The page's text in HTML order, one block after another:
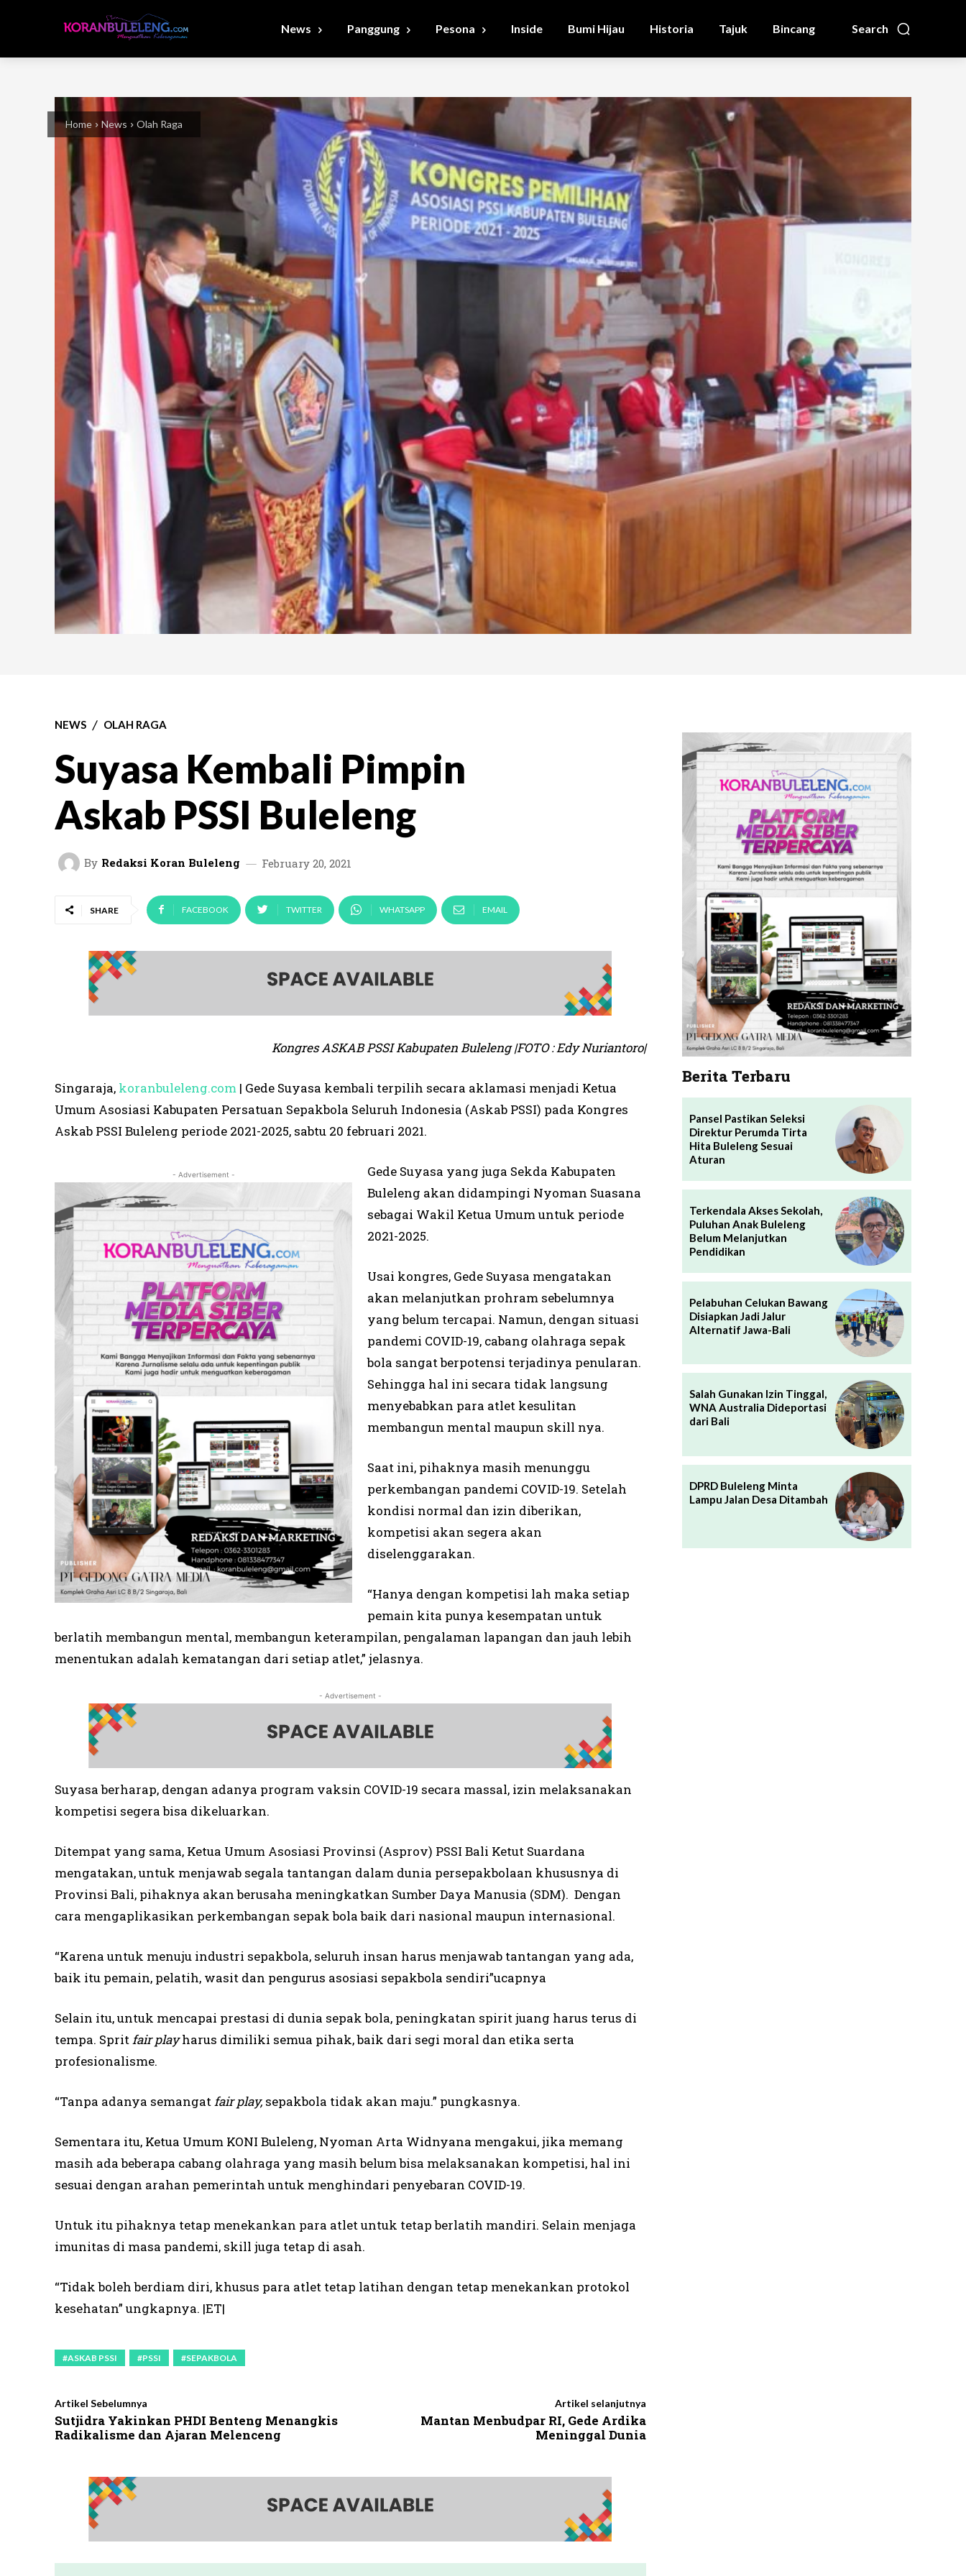
Search
News Panggung Pesona Inside Bumi Hijau Historia Tajuk Bincang
Home News Olah Raga
NEWS OLAH RAGA
Suyasa Kembali Pimpin
Askab PSSI Buleleng
By Redaksi Koran Buleleng February 20, 2021
SHARE FACEBOOK TWITTER WHATSAPP EMAIL
Kongres ASKAB PSSI Kabupaten Buleleng |FOTO : Edy Nuriantoro|
Singaraja, koranbuleleng.com | Gede Suyasa kembali terpilih secara aklamasi menjadi Ketua
Umum Asosiasi Kabupaten Persatuan Sepakbola Seluruh Indonesia (Askab PSSI) pada Kongres
Askab PSSI Buleleng periode 2021-2025, sabtu 20 februari 2021.
- Advertisement -
Gede Suyasa yang juga Sekda Kabupaten
Buleleng akan didampingi Nyoman Suasana
sebagai Wakil Ketua Umum untuk periode
2021-2025.
Usai kongres, Gede Suyasa mengatakan
akan melanjutkan prohram sebelumnya
yang belum tercapai. Namun, dengan situasi
pandemi COVID-19, cabang olahraga sepak
bola sangat berpotensi terjadinya penularan.
Sehingga hal ini secara tidak langsung
menyebabkan para atlet kesulitan
membangun mental maupun skill nya.
Saat ini, pihaknya masih menunggu
perkembangan pandemi COVID-19. Setelah
kondisi normal dan izin diberikan,
kompetisi akan segera akan
diselenggarakan.
“Hanya dengan kompetisi lah maka setiap
pemain kita punya kesempatan untuk
berlatih membangun mental, membangun keterampilan, pengalaman lapangan dan jauh lebih
menentukan adalah kematangan dari setiap atlet,” jelasnya.
- Advertisement -
Suyasa berharap, dengan adanya program vaksin COVID-19 secara massal, izin melaksanakan
kompetisi segera bisa dikeluarkan.
Ditempat yang sama, Ketua Umum Asosiasi Provinsi (Asprov) PSSI Bali Ketut Suardana
mengatakan, untuk menjawab segala tantangan dalam dunia persepakbolaan khususnya di
Provinsi Bali, pihaknya akan berusaha meningkatkan Sumber Daya Manusia (SDM). Dengan
cara mengaplikasikan perkembangan sepak bola baik dari nasional maupun internasional.
“Karena untuk menuju industri sepakbola, seluruh insan harus menjawab tantangan yang ada,
baik itu pemain, pelatih, wasit dan pengurus asosiasi sepakbola sendiri”ucapnya
Selain itu, untuk mencapai prestasi di dunia sepak bola, peningkatan spirit juang harus terus di
tempa. Spritfair playharus dimiliki semua pihak, baik dari segi moral dan etika serta
profesionalisme.
“Tanpa adanya semangatfair play, sepakbola tidak akan maju.” pungkasnya.
Sementara itu, Ketua Umum KONI Buleleng, Nyoman Arta Widnyana mengakui, jika memang
masih ada beberapa cabang olahraga yang masih belum bisa melaksanakan kompetisi, hal ini
sesuai dengan arahan pemerintah untuk menghindari penyebaran COVID-19.
Untuk itu pihaknya tetap menekankan para atlet untuk tetap berlatih mandiri. Selain menjaga
imunitas di masa pandemi, skill juga tetap di asah.
“Tidak boleh berdiam diri, khusus para atlet tetap latihan dengan tetap menekankan protokol
kesehatan” ungkapnya. |ET|
#ASKAB PSSI #PSSI #SEPAKBOLA
Artikel Sebelumnya
Sutjidra Yakinkan PHDI Benteng Menangkis
Radikalisme dan Ajaran Melenceng
Artikel selanjutnya
Mantan Menbudpar RI, Gede Ardika
Meninggal Dunia
Berita Terbaru
Pansel Pastikan Seleksi
Direktur Perumda Tirta
Hita Buleleng Sesuai
Aturan
Terkendala Akses Sekolah,
Puluhan Anak Buleleng
Belum Melanjutkan
Pendidikan
Pelabuhan Celukan Bawang
Disiapkan Jadi Jalur
Alternatif Jawa-Bali
Salah Gunakan Izin Tinggal,
WNA Australia Dideportasi
dari Bali
DPRD Buleleng Minta
Lampu Jalan Desa Ditambah